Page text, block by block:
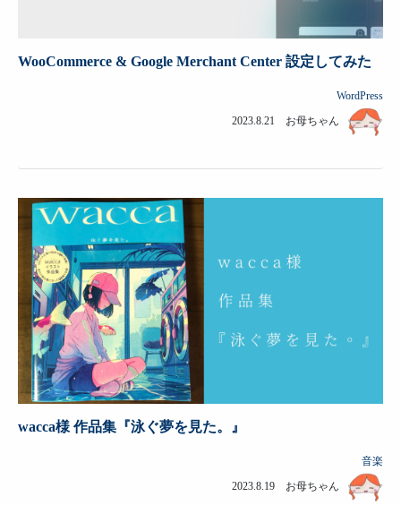
WooCommerce & Google Merchant Center 設定してみた
WordPress
2023.8.21 お母ちゃん
wacca様 作品集『泳ぐ夢を見た。』
音楽
2023.8.19 お母ちゃん